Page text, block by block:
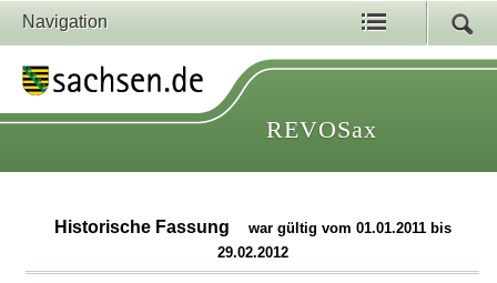
Navigation
REVOSax
Historische Fassung
war gültig vom 01.01.2011 bis
29.02.2012